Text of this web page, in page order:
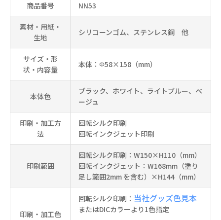
商品番号 NN53
素材・用紙・
生地
シリコーンゴム、ステンレス鋼 他
サイズ・形
状・内容量
本体：Φ58×158（mm）
本体色
ブラック、ホワイト、ライトブルー、ベ
ージュ
印刷・加工方
法
回転シルク印刷
回転インクジェット印刷
印刷範囲
回転シルク印刷：W150×H110（mm）
回転インクジェット：W168mm（塗り
足し範囲2mm を含む）×H144（mm）
印刷・加工色
回転シルク印刷： 当社グッズ色見本
またはDICカラーより1色指定